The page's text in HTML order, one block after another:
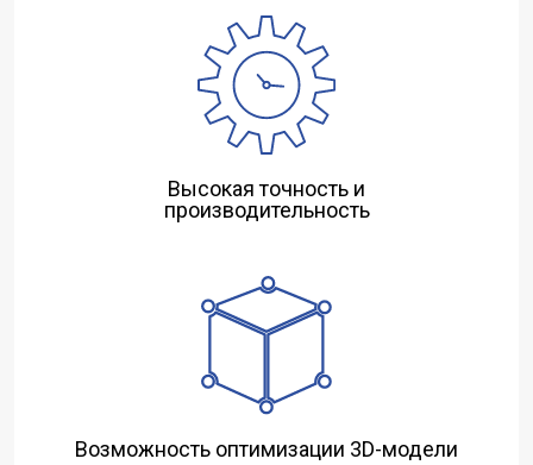
Высокая точность и
производительность
Возможность оптимизации 3D-модели